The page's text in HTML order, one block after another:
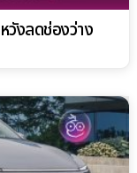
งลดช่องว่าง